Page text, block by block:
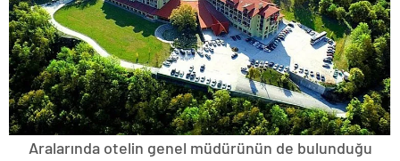
Aralarında otelin genel müdürünün de bulunduğu